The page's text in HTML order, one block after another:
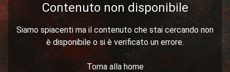
Contenuto non disponibile
Siamo spiacenti ma il contenuto che stai cercando non
è disponibile o si è verificato un errore.
Torna alla home